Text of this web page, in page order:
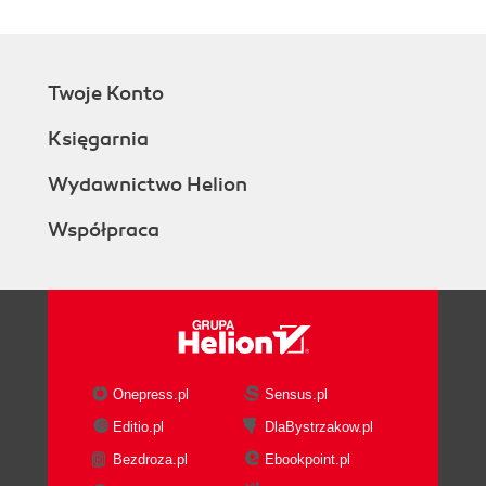
OLAP Option
Managing the Oracle Database
Storage Management
High Availability
Flashback
Oracle Secure Backup
Data Guard
Twoje Konto
Księgarnia
Wydawnictwo Helion
Współpraca
Onepress.pl
Sensus.pl
Editio.pl
DlaBystrzakow.pl
Bezdroza.pl
Ebookpoint.pl